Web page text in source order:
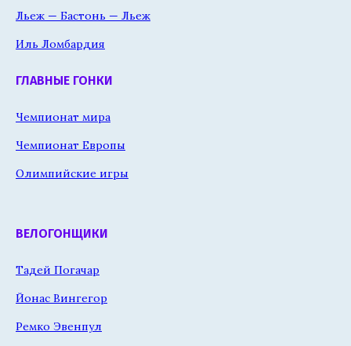
Льеж — Бастонь — Льеж
Иль Ломбардия
ГЛАВНЫЕ ГОНКИ
Чемпионат мира
Чемпионат Европы
Олимпийские игры
ВЕЛОГОНЩИКИ
Тадей Погачар
Йонас Вингегор
Ремко Эвенпул